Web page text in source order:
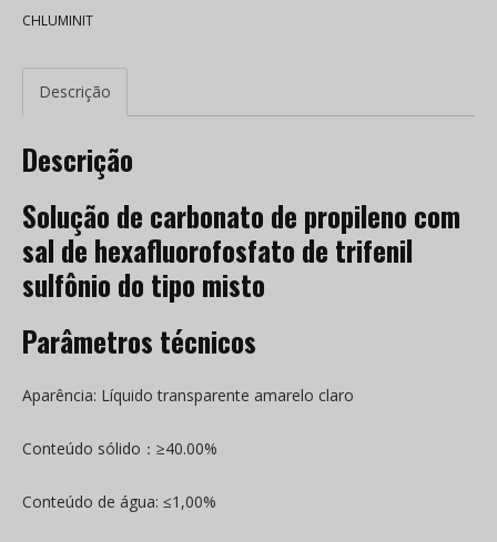
CHLUMINIT
Descrição
Descrição
Solução de carbonato de propileno com
sal de hexafluorofosfato de trifenil
sulfônio do tipo misto
Parâmetros técnicos
Aparência: Líquido transparente amarelo claro
Conteúdo sólido：≥40.00%
Conteúdo de água: ≤1,00%